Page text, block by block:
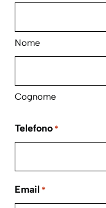
Nome
Cognome
Telefono *
Email *